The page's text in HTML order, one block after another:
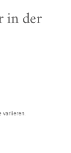
in der
variieren.